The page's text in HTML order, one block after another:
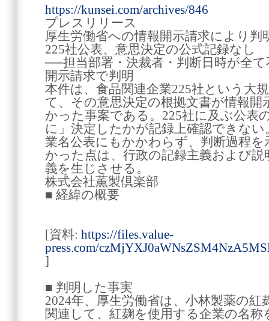
https://kunsei.com/archives/846
プレスリリース
厚生労働省への情報開示請求により判
225社公表、意思決定の公式記録なし
──担当部署・決裁者・判断日時が全
開示請求で判明
本件は、食品関連企業225社という大
て、その意思決定の根拠文書が情報
かった事案である。225社に及ぶ公表
に」決定したかが記録上確認できな
業名公表にもかかわらず、判断過程
かった点は、行政の記録主義および
義を生じさせる。
株式会社薫製倶楽部
■ 経緯の概要
[資料: https://files.value-
press.com/
]
■ 判明した事実
2024年、厚生労働省は、小林製薬の
関連して、紅麹を使用する企業の名